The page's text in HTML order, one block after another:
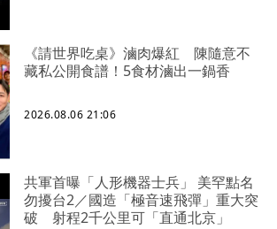
《請世界吃桌》滷肉爆紅 陳隨意不
藏私公開食譜！5食材滷出一鍋香
2026.08.06 21:06
共軍首曝「人形機器士兵」 美罕點名
勿擾台2／國造「極音速飛彈」重大突
破 射程2千公里可「直通北京」